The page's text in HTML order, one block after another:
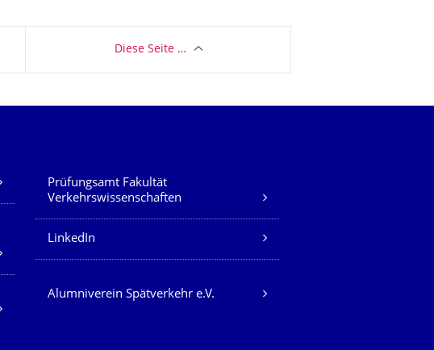
Diese Seite …
Prüfungsamt Fakultät
Verkehrswissenschaften
LinkedIn
Alumniverein Spätverkehr e.V.